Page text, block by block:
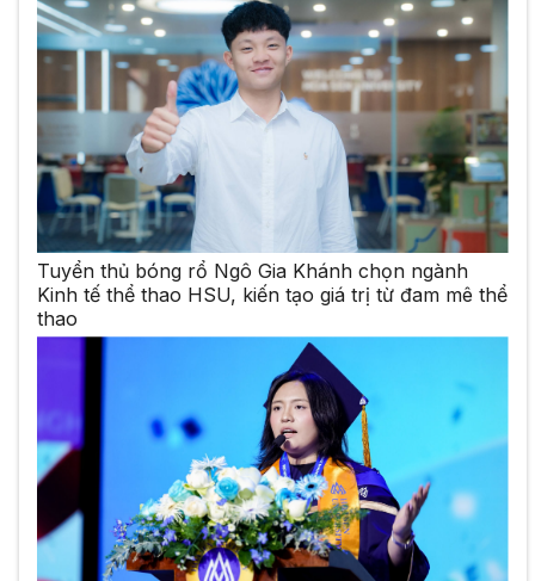
Tuyển thủ bóng rổ Ngô Gia Khánh chọn ngành
Kinh tế thể thao HSU, kiến tạo giá trị từ đam mê thể
thao